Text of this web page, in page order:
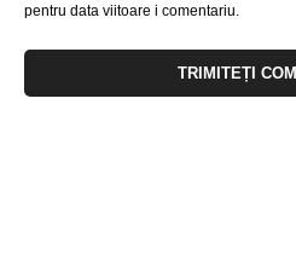
pentru data viitoare i comentariu.